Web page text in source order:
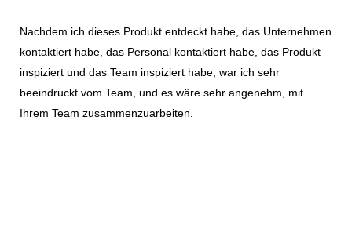
Nachdem ich dieses Produkt entdeckt habe, das Unternehmen
kontaktiert habe, das Personal kontaktiert habe, das Produkt
inspiziert und das Team inspiziert habe, war ich sehr
beeindruckt vom Team, und es wäre sehr angenehm, mit
Ihrem Team zusammenzuarbeiten.